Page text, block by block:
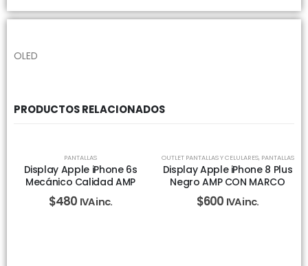
OLED
PRODUCTOS RELACIONADOS
PANTALLAS
Display Apple iPhone 6s
Mecánico Calidad AMP
$480 IVA inc.
OUTLET PANTALLAS Y CELULARES, PANTALLAS
Display Apple iPhone 8 Plus
Negro AMP CON MARCO
$600 IVA inc.